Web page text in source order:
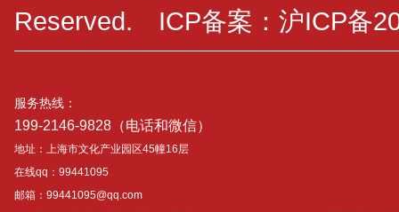
Reserved. ICP备案： 沪ICP备
服务热线：
199-2146-9828（电话和微信）
地址：上海市文化产业园区45幢16层
在线qq：99441095
邮箱：99441095@qq.com